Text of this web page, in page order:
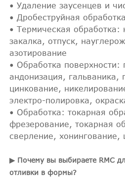
• Удаление заусенцев и
• Дробеструйная
• Термическая обработка:
закалка, отпуск,
азотирование
• Обработка поверхности:
андонизация, гальваника,
цинкование,
электро-полировка,
• Обработка: токарная
фрезерование, токарная
сверление,
▶ Почему вы выбираете RMC
отливки в формы?